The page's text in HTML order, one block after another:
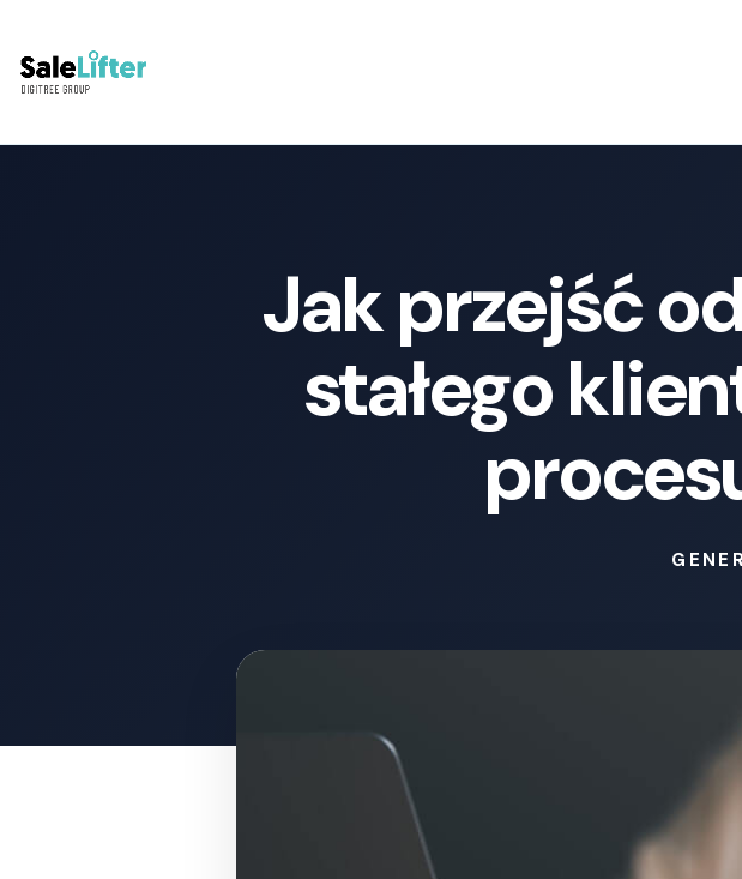
Jak przejść
stałego